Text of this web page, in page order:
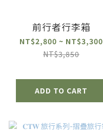
前行者行李箱
NT$2,800 ~ NT$3,300
NT$3,850
ADD TO CART